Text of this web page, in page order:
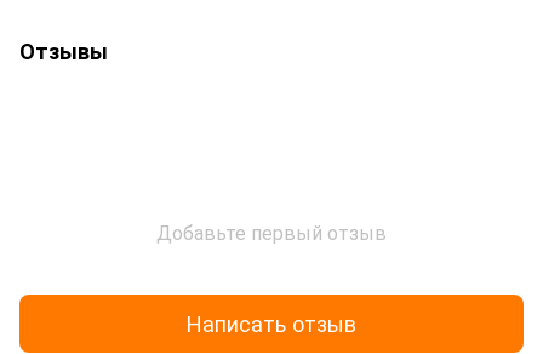
Отзывы
Добавьте первый отзыв
Написать отзыв